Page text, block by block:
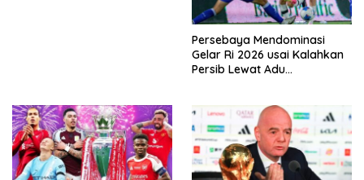
Persebaya Mendominasi
Gelar Ri 2026 usai Kalahkan
Persib Lewat Adu